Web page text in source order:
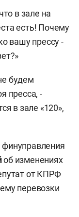
в зале на
есть! Почему
вашу прессу -
будем
пресса, -
в зале «120»,
об изменениях
от КПРФ
перевозки